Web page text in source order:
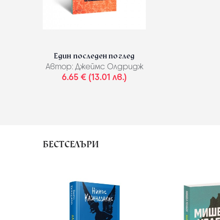
Един последен поглед
Автор: Джеймс Олдридж
6.65 € (13.01 лв.)
БЕСТСЕЛЪРИ